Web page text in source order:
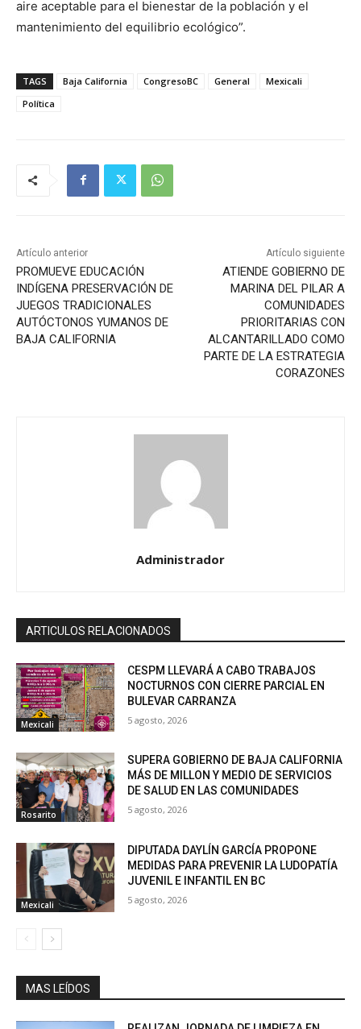
aire aceptable para el bienestar de la población y el
mantenimiento del equilibrio ecológico”.
TAGS Baja California CongresoBC General
Mexicali
Política
Artículo anterior
PROMUEVE EDUCACIÓN
INDÍGENA PRESERVACIÓN DE
JUEGOS TRADICIONALES
AUTÓCTONOS YUMANOS DE
BAJA CALIFORNIA
Artículo siguiente
ATIENDE GOBIERNO DE
MARINA DEL PILAR A
COMUNIDADES
PRIORITARIAS CON
ALCANTARILLADO COMO
PARTE DE LA ESTRATEGIA
CORAZONES
Administrador
ARTICULOS RELACIONADOS
Mexicali
CESPM LLEVARÁ A CABO TRABAJOS
NOCTURNOS CON CIERRE PARCIAL EN
BULEVAR CARRANZA
5 agosto, 2026
Rosarito
SUPERA GOBIERNO DE BAJA CALIFORNIA
MÁS DE MILLON Y MEDIO DE SERVICIOS
DE SALUD EN LAS COMUNIDADES
5 agosto, 2026
Mexicali
DIPUTADA DAYLÍN GARCÍA PROPONE
MEDIDAS PARA PREVENIR LA LUDOPATÍA
JUVENIL E INFANTIL EN BC
5 agosto, 2026
MAS LEÍDOS